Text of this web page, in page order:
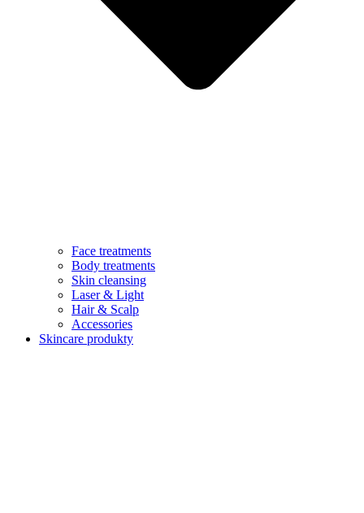
Face treatments
Body treatments
Skin cleansing
Laser & Light
Hair & Scalp
Accessories
Skincare produkty